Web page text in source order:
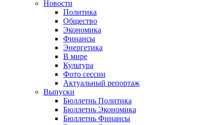
Новости
Политика
Общество
Экономика
Финансы
Энергетика
В мире
Культура
Фото сессии
Актуальный репортаж
Выпуски
Бюллетнь Политика
Бюллетнь Экономика
Бюллетнь Финансы